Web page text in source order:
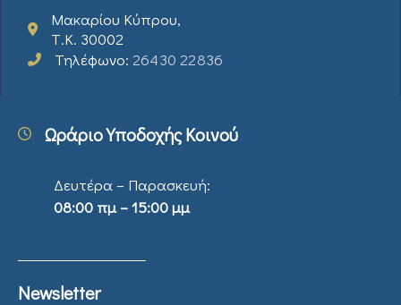
Μακαρίου Κύπρου,
Τ.Κ. 30002
Τηλέφωνο: 26430 22836
Ωράριο Υποδοχής Κοινού
Δευτέρα – Παρασκευή:
08:00 πμ – 15:00 μμ
Newsletter